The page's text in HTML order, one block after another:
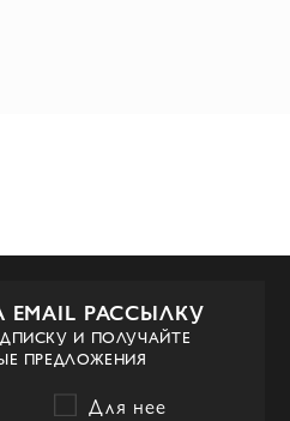
РАССЫЛКУ
И ПОЛУЧАЙТЕ
ПРЕДЛОЖЕНИЯ
Для нее